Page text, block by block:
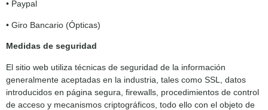
• Paypal
• Giro Bancario (Ópticas)
Medidas de seguridad
El sitio web utiliza técnicas de seguridad de la información
generalmente aceptadas en la industria, tales como SSL, datos
introducidos en página segura, firewalls, procedimientos de control
de acceso y mecanismos criptográficos, todo ello con el objeto de